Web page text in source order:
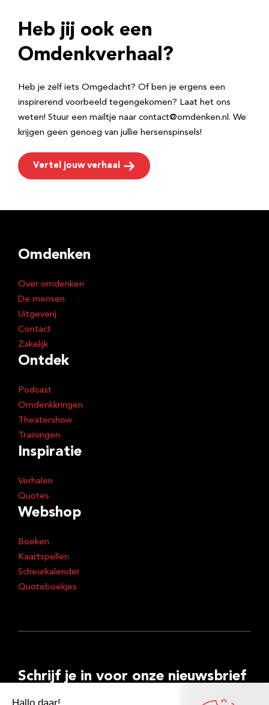
r
e
Heb jij ook een
Omdenkverhaal?
Heb je zelf iets Omgedacht? Of ben je ergens een
inspirerend voorbeeld tegengekomen? Laat het ons
weten! Stuur een mailtje naar contact@omdenken.nl. We
krijgen geen genoeg van jullie hersenspinsels!
Vertel jouw verhaal
Omdenken
Over omdenken
De mensen
Uitgeverij
Contact
Zakelijk
Ontdek
Podcast
Omdenkkringen
Theatershow
Trainingen
Inspiratie
Verhalen
Quotes
Webshop
Boeken
Kaartspellen
Scheurkalender
Quoteboekjes
Schrijf je in voor onze nieuwsbrief